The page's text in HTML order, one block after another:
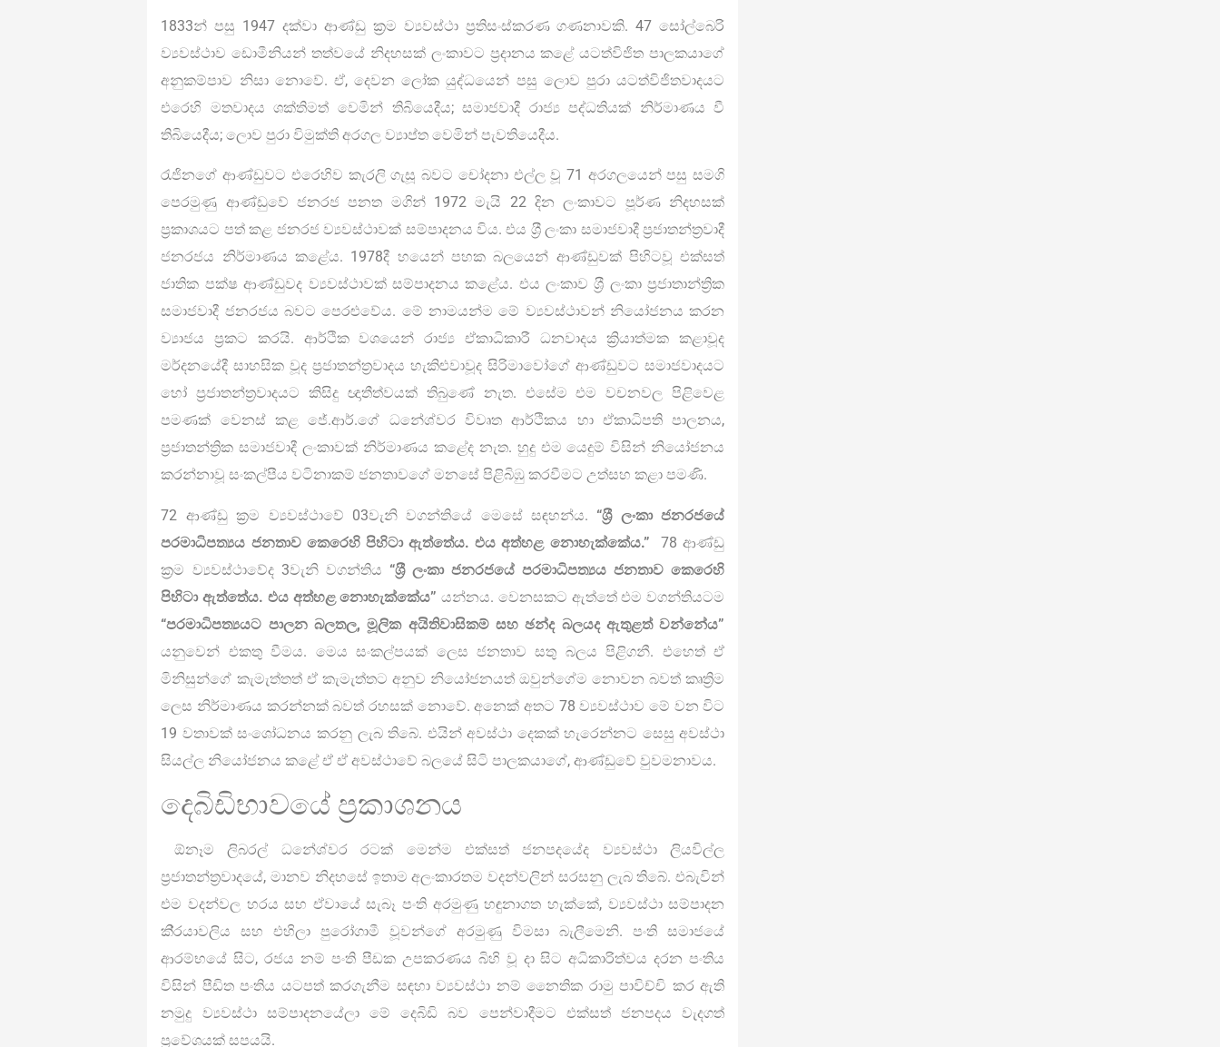
1833න් පසු 1947 දක්වා ආණ්ඩු ක්‍රම ව්‍යවස්ථා ප්‍රතිසංස්කරණ ගණනාවකි. 47 සෝල්බෙරි
ව්‍යවස්ථාව ඩොමීනියන් තත්වයේ නිදහසක් ලංකාවට ප්‍රදානය කළේ යටත්විජිත පාලකයාගේ
අනුකම්පාව නිසා නොවේ. ඒ, දෙවන ලෝක යුද්ධයෙන් පසු ලොව පුරා යටත්විජිතවාදයට
එරෙහි මතවාදය ශක්තිමත් වෙමින් තිබියෙදීය; සමාජවාදී රාජ්‍ය පද්ධතියක් නිර්මාණය වී
තිබියෙදීය; ලොව පුරා විමුක්ති අරගල ව්‍යාප්ත වෙමින් පැවතියෙදීය.
රැජිනගේ ආණ්ඩුවට එරෙහිව කැරලි ගැසූ බවට චෝදනා එල්ල වූ 71 අරගලයෙන් පසු සමගි
පෙරමුණු ආණ්ඩුවේ ජනරජ පනත මගින් 1972 මැයි 22 දින ලංකාවට පූර්ණ නිදහසක්
ප්‍රකාශයට පත් කළ ජනරජ ව්‍යවස්ථාවක් සම්පාදනය විය. එය ශ‍්‍රී ලංකා සමාජවාදී ප්‍රජාතන්ත්‍රවාදී
ජනරජය නිර්මාණය කළේය. 1978දී හයෙන් පහක බලයෙන් ආණ්ඩුවක් පිහිටවූ එක්සත්
ජාතික පක්ෂ ආණ්ඩුවද ව්‍යවස්ථාවක් සම්පාදනය කළේය. එය ලංකාව ශ‍්‍රී ලංකා ප්‍රජාතාන්ත්‍රික
සමාජවාදී ජනරජය බවට පෙරළුවේය. මේ නාමයන්ම මේ ව්‍යවස්ථාවන් නියෝජනය කරන
ව්‍යාජය ප්‍රකට කරයි. ආර්ථික වශයෙන් රාජ්‍ය ඒකාධිකාරී ධනවාදය ක්‍රියාත්මක කළාවූද
මර්දනයේදී සාහසික වූද ප්‍රජාතන්ත්‍රවාදය හැකිළුවාවූද සිරිමාවෝගේ ආණ්ඩුවට සමාජවාදයට
හෝ ප්‍රජාතන්ත්‍රවාදයට කිසිදු ඥාතීත්වයක් තිබුණේ නැත. එසේම එම වචනවල පිළිවෙළ
පමණක් වෙනස් කළ ජේ.ආර්.ගේ ධනේශ්වර විවෘත ආර්ථිකය හා ඒකාධිපති පාලනය,
ප්‍රජාතන්ත්‍රික සමාජවාදී ලංකාවක් නිර්මාණය කළේද නැත. හුදු එම යෙදුම් විසින් නියෝජනය
කරන්නාවූ සංකල්පීය වටිනාකම් ජනතාවගේ මනසේ පිළිබිඹු කරවීමට උත්සහ කළා පමණි.
72 ආණ්ඩු ක්‍රම ව්‍යවස්ථාවේ 03වැනි වගන්තියේ මෙසේ සඳහන්ය. “ශ‍්‍රී ලංකා ජනරජයේ
පරමාධිපත්‍යය ජනතාව කෙරෙහි පිහිටා ඇත්තේය. එය අත්හළ නොහැක්කේය.” 78 ආණ්ඩු
ක්‍රම ව්‍යවස්ථාවේද 3වැනි වගන්තිය “ශ‍්‍රී ලංකා ජනරජයේ පරමාධිපත්‍යය ජනතාව කෙරෙහි
පිහිටා ඇත්තේය. එය අත්හළ නොහැක්කේය” යන්නය. වෙනසකට ඇත්තේ එම වගන්තියටම
“පරමාධිපත්‍යයට පාලන බලතල, මූලික අයිතිවාසිකම් සහ ඡන්ද බලයද ඇතුළත් වන්නේය”
යනුවෙන් එකතු වීමය. මෙය සංකල්පයක් ලෙස ජනතාව සතු බලය පිළිගනී. එහෙත් ඒ
මිනිසුන්ගේ කැමැත්තත් ඒ කැමැත්තට අනුව නියෝජනයත් ඔවුන්ගේම නොවන බවත් කෘත්‍රිම
ලෙස නිර්මාණය කරන්නක් බවත් රහසක් නොවේ. අනෙක් අතට 78 ව්‍යවස්ථාව මේ වන විට
19 වතාවක් සංශෝධනය කරනු ලැබ තිබේ. එයින් අවස්ථා දෙකක් හැරෙන්නට සෙසු අවස්ථා
සියල්ල නියෝජනය කළේ ඒ ඒ අවස්ථාවේ බලයේ සිටි පාලකයාගේ, ආණ්ඩුවේ වුවමනාවය.
දෙබිඩිභාවයේ ප්‍රකාශනය
ඕනෑම ලිබරල් ධනේශ්වර රටක් මෙන්ම එක්සත් ජනපදයේද ව්‍යවස්ථා ලියවිල්ල
ප්‍රජාතන්ත්‍රවාදයේ, මානව නිදහසේ ඉතාම අලංකාරතම වදන්වලින් සරසනු ලැබ තිබේ. එබැවින්
එම වදන්වල හරය සහ ඒවායේ සැබෑ පංති අරමුණු හඳුනාගත හැක්කේ, ව්‍යවස්ථා සම්පාදන
කි‍්‍රයාවලිය සහ එහිලා පුරෝගාමී වූවන්ගේ අරමුණු විමසා බැලීමෙනි. පංති සමාජයේ
ආරම්භයේ සිට, රජය නම් පංති පීඩක උපකරණය බිහි වූ දා සිට අධිකාරිත්වය දරන පංතිය
විසින් පීඩිත පංතිය යටපත් කරගැනීම සඳහා ව්‍යවස්ථා නම් නෛතික රාමු පාවිච්චි කර ඇති
නමුදු ව්‍යවස්ථා සම්පාදනයේලා මේ දෙබිඩි බව පෙන්වාදීමට එක්සත් ජනපදය වැදගත්
ප්‍රවේශයක් සපයයි.